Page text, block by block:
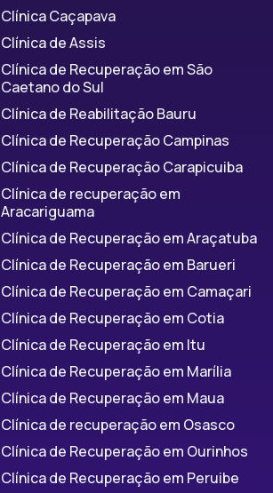
Clínica Caçapava
Clínica de Assis
Clínica de Recuperação em São
Caetano do Sul
Clínica de Reabilitação Bauru
Clínica de Recuperação Campinas
Clínica de Recuperação Carapicuiba
Clínica de recuperação em
Aracariguama
Clínica de Recuperação em Araçatuba
Clínica de Recuperação em Barueri
Clínica de Recuperação em Camaçari
Clínica de Recuperação em Cotia
Clínica de Recuperação em Itu
Clínica de Recuperação em Marília
Clínica de Recuperação em Maua
Clínica de recuperação em Osasco
Clínica de Recuperação em Ourinhos
Clínica de Recuperação em Peruibe